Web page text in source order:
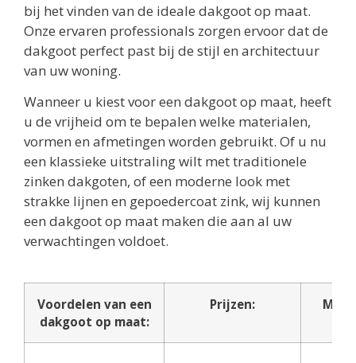
bij het vinden van de ideale dakgoot op maat.
Onze ervaren professionals zorgen ervoor dat de
dakgoot perfect past bij de stijl en architectuur
van uw woning.
Wanneer u kiest voor een dakgoot op maat, heeft
u de vrijheid om te bepalen welke materialen,
vormen en afmetingen worden gebruikt. Of u nu
een klassieke uitstraling wilt met traditionele
zinken dakgoten, of een moderne look met
strakke lijnen en gepoedercoat zink, wij kunnen
een dakgoot op maat maken die aan al uw
verwachtingen voldoet.
Voordelen van een
dakgoot op maat:
Prijzen: